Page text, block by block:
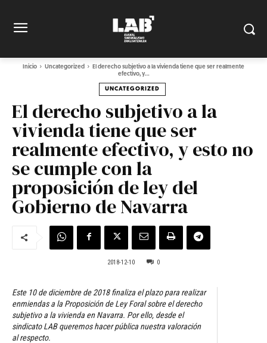
Inicio Uncategorized
El derecho subjetivo a la vivienda tiene que ser realmente
efectivo, y...
UNCATEGORIZED
El derecho subjetivo a la
vivienda tiene que ser
realmente efectivo, y esto no
se cumple con la
proposición de ley del
Gobierno de Navarra
2018-12-10 0
Este 10 de diciembre de 2018 finaliza el plazo para realizar
enmiendas a la Proposición de Ley Foral sobre el derecho
subjetivo a la vivienda en Navarra. Por ello, desde el
sindicato LAB queremos hacer pública nuestra valoración
al respecto.